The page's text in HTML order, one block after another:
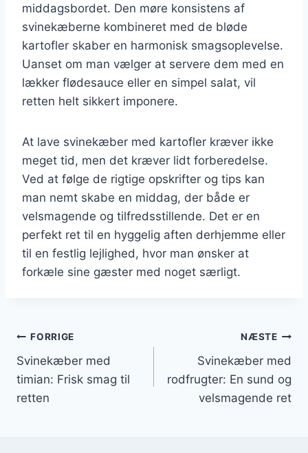
middagsbordet. Den møre konsistens af
svinekæberne kombineret med de bløde
kartofler skaber en harmonisk smagsoplevelse.
Uanset om man vælger at servere dem med en
lækker flødesauce eller en simpel salat, vil
retten helt sikkert imponere.
At lave svinekæber med kartofler kræver ikke
meget tid, men det kræver lidt forberedelse.
Ved at følge de rigtige opskrifter og tips kan
man nemt skabe en middag, der både er
velsmagende og tilfredsstillende. Det er en
perfekt ret til en hyggelig aften derhjemme eller
til en festlig lejlighed, hvor man ønsker at
forkæle sine gæster med noget særligt.
Indlægsnavigation
FORRIGE
Svinekæber med
timian: Frisk smag til
retten
NÆSTE
Svinekæber med
rodfrugter: En sund og
velsmagende ret